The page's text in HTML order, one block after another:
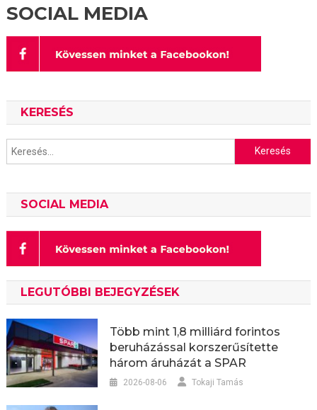
SOCIAL MEDIA
KERESÉS
Keresés:
SOCIAL MEDIA
LEGUTÓBBI BEJEGYZÉSEK
Több mint 1,8 milliárd forintos
beruházással korszerűsítette
három áruházát a SPAR
2026-08-06 Tokaji Tamás